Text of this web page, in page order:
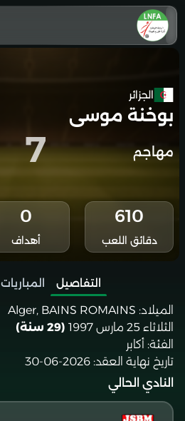
الجزائر
بوخنة موسى
مهاجم 7
610
دقائق اللعب
0
أهداف
التفاصيل المباريات
الميلاد: Alger, BAINS ROMAINS
الثلاثاء 25 مارس 1997
(29 سنة)
الفئة: أكابر
تاريخ نهاية العقد: 2026-06-30
النادي الحالي